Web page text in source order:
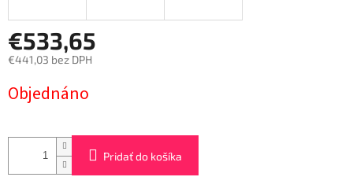
€533,65
€441,03 bez DPH
cena:
Objednáno
Pridať do košíka